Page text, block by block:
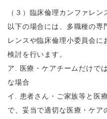
（３）臨床倫理カンファレ
以下の場合には、多職種の
レンスや臨床倫理小委員会に
検討を行います。
ア
医療・ケアチームだけで
な場合
イ
患者さん・ご家族等と医
で、妥当で適切な医療・ケ